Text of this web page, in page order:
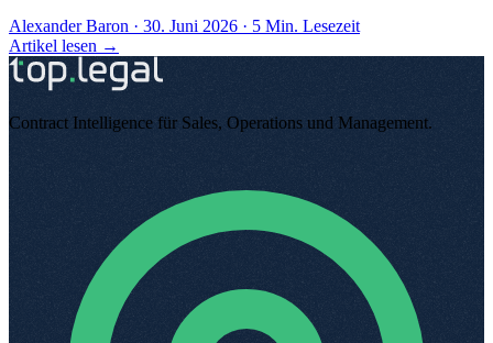
Alexander Baron · 30. Juni 2026 · 5 Min. Lesezeit
Artikel lesen →
Contract Intelligence für Sales, Operations und Management.